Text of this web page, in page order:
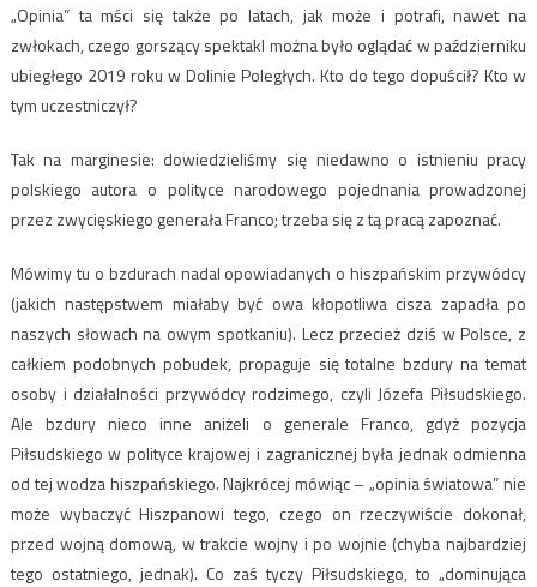
„Opinia” ta mści się także po latach, jak może i potrafi, nawet na
zwłokach, czego gorszący spektakl można było oglądać w październiku
ubiegłego 2019 roku w Dolinie Poległych. Kto do tego dopuścił? Kto w
tym uczestniczył?
Tak na marginesie: dowiedzieliśmy się niedawno o istnieniu pracy
polskiego autora o polityce narodowego pojednania prowadzonej
przez zwycięskiego generała Franco; trzeba się z tą pracą zapoznać.
Mówimy tu o bzdurach nadal opowiadanych o hiszpańskim przywódcy
(jakich następstwem miałaby być owa kłopotliwa cisza zapadła po
naszych słowach na owym spotkaniu). Lecz przecież dziś w Polsce, z
całkiem podobnych pobudek, propaguje się totalne bzdury na temat
osoby i działalności przywódcy rodzimego, czyli Józefa Piłsudskiego.
Ale bzdury nieco inne aniżeli o generale Franco, gdyż pozycja
Piłsudskiego w polityce krajowej i zagranicznej była jednak odmienna
od tej wodza hiszpańskiego. Najkrócej mówiąc – „opinia światowa” nie
może wybaczyć Hiszpanowi tego, czego on rzeczywiście dokonał,
przed wojną domową, w trakcie wojny i po wojnie (chyba najbardziej
tego ostatniego, jednak). Co zaś tyczy Piłsudskiego, to „dominująca